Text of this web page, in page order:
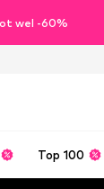
wel -60%
Top 100